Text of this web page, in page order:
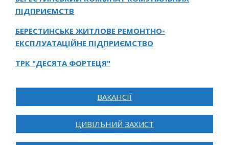
ПІДПРИЄМСТВ
БЕРЕСТИНСЬКЕ ЖИТЛОВЕ РЕМОНТНО-
ЕКСПЛУАТАЦІЙНЕ ПІДПРИЄМСТВО
ТРК "ДЕСЯТА ФОРТЕЦЯ"
ВАКАНСІЇ
ЦИВІЛЬНИЙ ЗАХИСТ